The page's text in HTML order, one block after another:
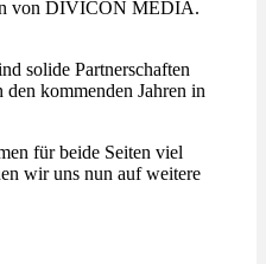
von DIVICON MEDIA.
solide Partnerschaften
kommenden Jahren in
für beide Seiten viel
wir uns nun auf weitere